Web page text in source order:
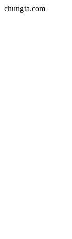
chungta.com